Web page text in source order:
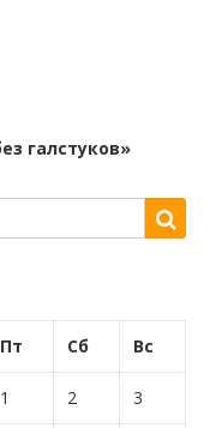
галстуков»
Пт Сб Вс
1 2 3